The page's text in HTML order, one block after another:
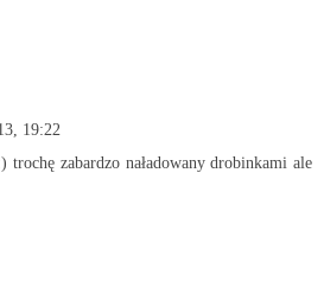
19:22
trochę zabardzo naładowany drobinkami ale